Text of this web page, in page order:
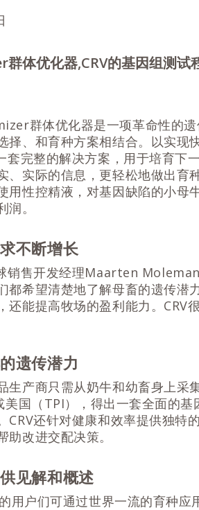
体优化器,CRV的基因组测试
群体优化器是一项革命性的
择、和育种方案相结合。以实现
套完整的解决方案，用于培育下
、实际的信息，更轻松地做出育
用性控精液，对基因缺陷的小母
。
不断增长
销售开发经理Maarten
都希望清楚地了解母畜的遗传潜
还能提高牧场的盈利能力。CRV
遗传潜力
生产商只需从奶牛和幼畜身上采
美国（TPI），得出一套全面的
CRV还针对健康和效率提供独特
助改进交配决策。
见解和概述
用户们可通过世界一流的育种